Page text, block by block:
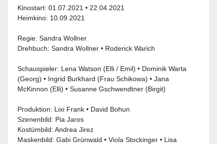
Kinostart:01.07.2021 • 22.04.2021
Heimkino: 10.09.2021
Regie: Sandra Wollner
Drehbuch: Sandra Wollner • Roderick Warich
Schauspieler: Lena Watson (Elli / Emil) • Dominik Warta
(Georg) • Ingrid Burkhard (Frau Schikowa) • Jana
McKinnon (Elli) • Susanne Gschwendtner (Birgit)
Produktion: Lixi Frank • David Bohun
Szenenbild: Pia Jaros
Kostümbild: Andrea Jirez
Maskenbild: Gabi Grünwald • Viola Stockinger • Lisa